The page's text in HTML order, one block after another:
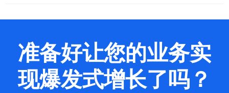
准备好让您的业务实
现爆发式增长了吗？